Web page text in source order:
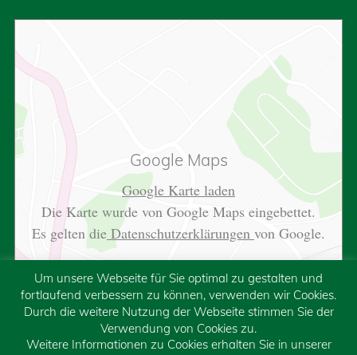
Google Maps
Google Karte laden
Die Karte wurde von Google Maps eingebettet.
Es gelten die Datenschutzerklärungen von Google.
Um unsere Webseite für Sie optimal zu gestalten und
fortlaufend verbessern zu können, verwenden wir Cookies.
Durch die weitere Nutzung der Webseite stimmen Sie der
Verwendung von Cookies zu.
Weitere Informationen zu Cookies erhalten Sie in unserer